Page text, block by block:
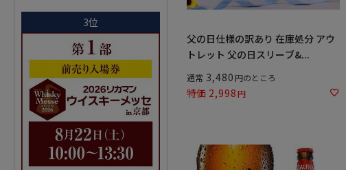
サケ 秋田県 男鹿市
3位
父の日仕様の訳あり 在庫処分 アウ
トレット 父の日スリーブ&...
通常 3,480 のところ
特価 2,998